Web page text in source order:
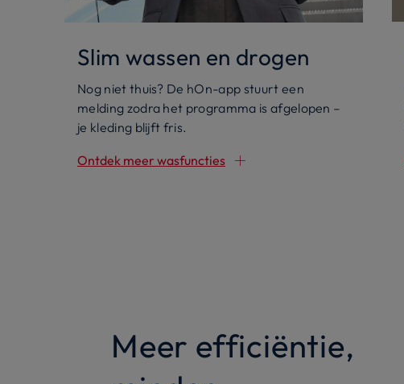
Slim wassen en drogen
Nog niet thuis? De hOn-app stuurt een
melding zodra het programma is afgelopen –
je kleding blijft fris.
Ontdek meer wasfuncties
Meer efficiëntie,